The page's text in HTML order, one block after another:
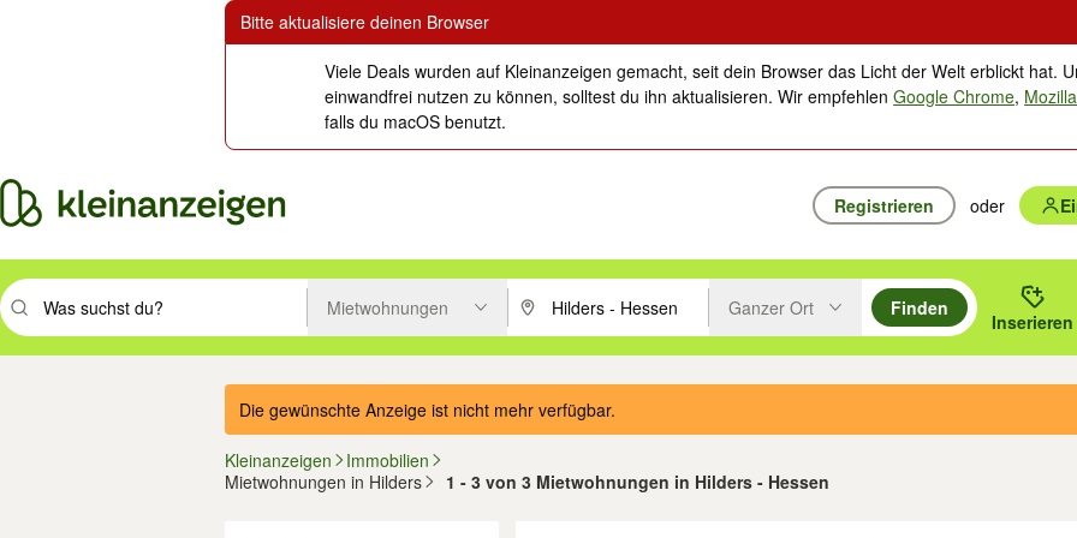
Bitte aktualisiere deinen Browser
Viele Deals wurden auf Kleinanzeigen gemacht, seit dein Browser das Licht der Welt erblickt hat.
einwandfrei nutzen zu können, solltest du ihn aktualisieren. Wir empfehlenGoogle Chrome,
falls du macOS benutzt.
Registrieren oder
Suchbegriff eingeben. Eingabetaste drücken um zu suchen, oder Vorschläge mit den Pfeiltasten nach oben/unten durchsuchen und mit
Mietwohnungen PLZ oder Ort eingeben. Eingabetaste drücken um zu suchen, oder
Ganzer Ort
Finden
Inserieren
Die gewünschte Anzeige ist nicht mehr verfügbar.
Kleinanzeigen
Immobilien
Mietwohnungen in Hilders
1 - 3 von 3 Mietwohnungen in Hilders - Hessen